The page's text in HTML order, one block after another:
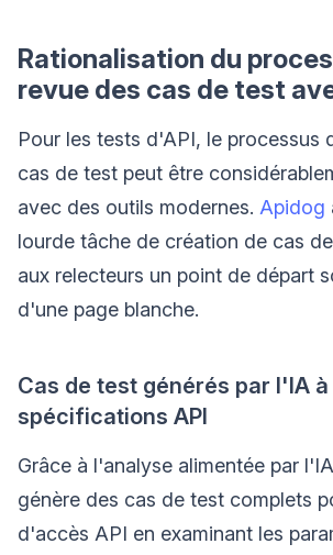
Rationalisation du
revue des cas de test
Pour les tests d'API, le processus
cas de test peut être
avec des outils modernes. Apidog
lourde tâche de création de cas
aux relecteurs un point de départ
d'une page blanche.
Cas de test générés par l'IA
spécifications API
Grâce à l'analyse alimentée par
génère des cas de test complets
d'accès API en examinant les